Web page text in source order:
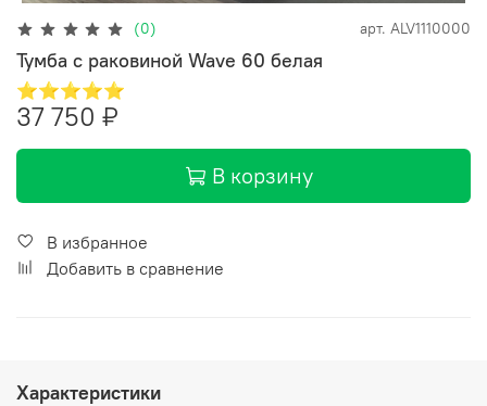
(0) арт. ALV1110000
Тумба с раковиной Wave 60 белая
⭐⭐⭐⭐⭐
37 750 ₽
В корзину
В избранное
Добавить в сравнение
Характеристики